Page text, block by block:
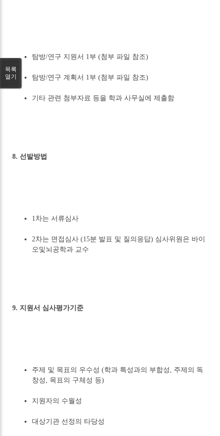
탐방/연구 지원서 1부 (첨부 파일 참조)
탐방/연구 계획서 1부 (첨부 파일 참조)
기타 관련 첨부자료 등을 학과 사무실에 제출함
8. 선발방법
1차는 서류심사
2차는 면접심사 (15분 발표 및 질의응답) 심사위원은 바이
오및뇌공학과 교수
9. 지원서 심사평가기준
주제 및 목표의 우수성 (학과 특성과의 부합성, 주제의 독
창성, 목표의 구체성 등)
지원자의 수월성
대상기관 선정의 타당성
목록
열기